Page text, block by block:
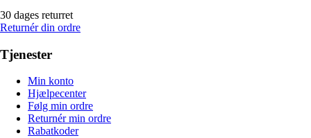
30 dages returret
Returnér din ordre
Tjenester
Min konto
Hjælpecenter
Følg min ordre
Returnér min ordre
Rabatkoder